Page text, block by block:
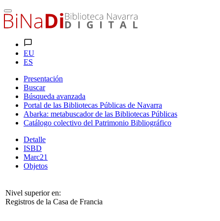
EU
ES
Presentación
Buscar
Búsqueda avanzada
Portal de las Bibliotecas Públicas de Navarra
Abarka: metabuscador de las Bibliotecas Públicas
Catálogo colectivo del Patrimonio Bibliográfico
Detalle
ISBD
Marc21
Objetos
Nivel superior en:
Registros de la Casa de Francia